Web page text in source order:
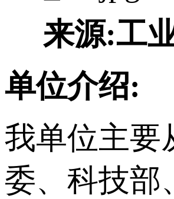
来源:工
单位介绍:
我单位主要
委、科技部